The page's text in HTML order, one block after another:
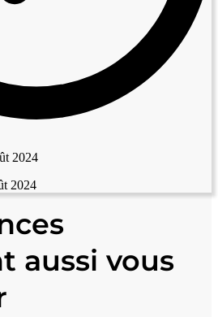
2024
2024
aussi vous